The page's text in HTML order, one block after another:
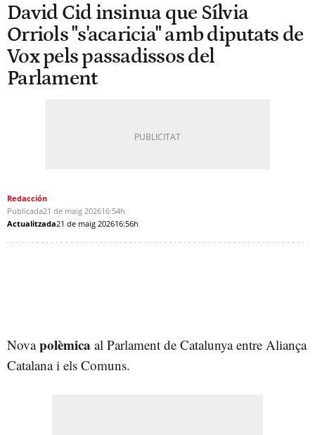
David Cid insinua que Sílvia
Orriols "s'acaricia" amb diputats de
Vox pels passadissos del
Parlament
Redacción
Publicada21 de maig 202616:54h
Actualitzada21 de maig 202616:56h
Novapolèmica al Parlament de Catalunya entre Aliança
Catalana i els Comuns.